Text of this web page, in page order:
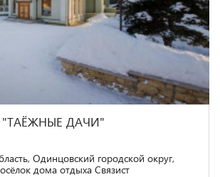
ДАЧИ"
Одинцовский городской округ,
дома отдыха Связист